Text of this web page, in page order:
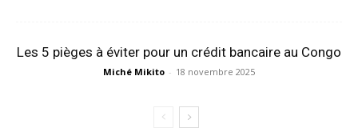
Les 5 pièges à éviter pour un crédit bancaire au Congo
Miché Mikito - 18 novembre 2025